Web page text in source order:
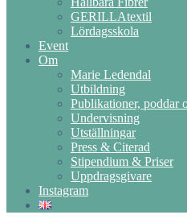
GERILLAtextil
Lördagsskola
Event
Om
Marie Ledendal
Utbildning
Publikationer, poddar
Undervisning
Utställningar
Press & Citerad
Stipendium & Priser
Uppdragsgivare
Instagram